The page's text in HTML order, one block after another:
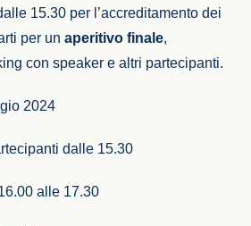
15.30 per l’accreditamento dei
per un aperitivo finale,
con speaker e altri partecipanti.
2024
dalle 15.30
alle 17.30